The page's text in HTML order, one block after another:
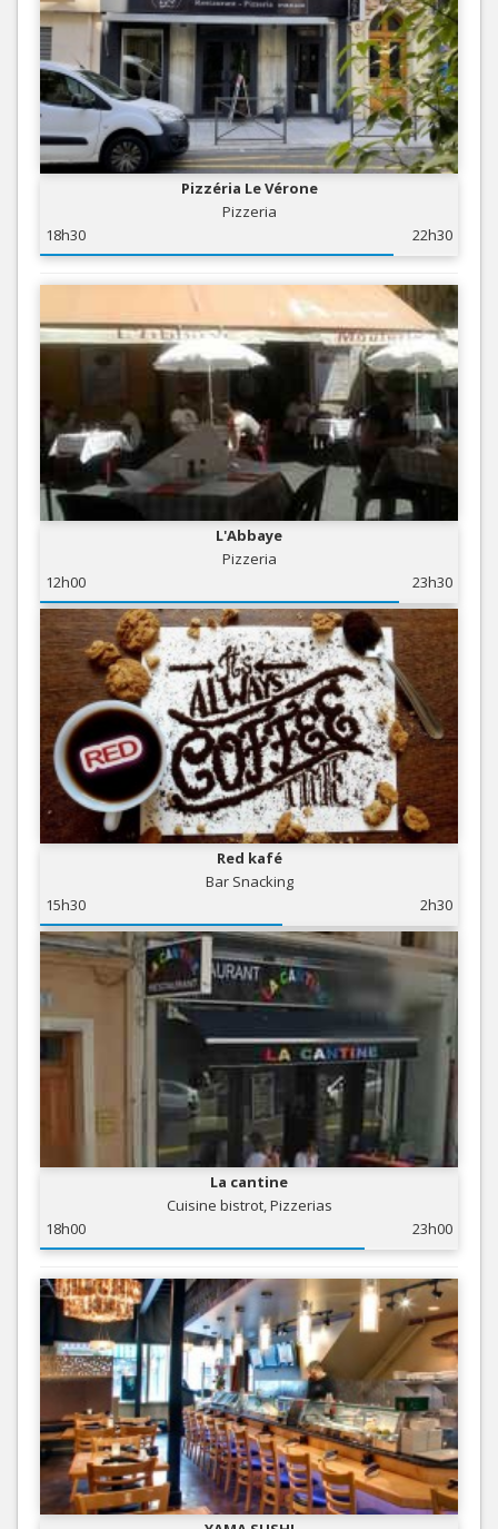
Pizzéria Le Vérone
Pizzeria
18h30
22h30
L'Abbaye
Pizzeria
12h00
23h30
Red kafé
Bar Snacking
15h30
2h30
La cantine
Cuisine bistrot, Pizzerias
18h00
23h00